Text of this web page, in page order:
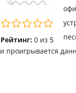
Рейтинг: 0из 5
и проигрывается